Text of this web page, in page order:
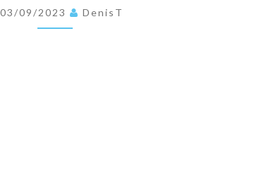
03/09/2023 DenisT